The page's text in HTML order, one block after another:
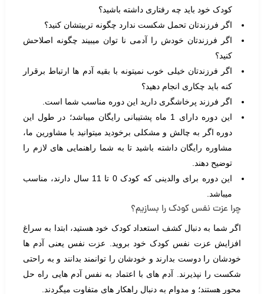
کودک خود باید چه رفتاری داشته باشید؟
اگر فرزندتان تحمل شکست ندارد چگونه تربیتشان کنید؟
اگر فرزندتان خودش را آدمی نا توان میبیند چگونه اصلاحش
کنید؟
اگر فرزندتان خیلی خوب نمیتونه با بقیه آدم ها ارتباط برقرار
کنه باید چکاری انجام دهید؟
اگر فرزند پرخاشگری دارید این دوره مناسب شما است.
این دوره دارای 1 ماه پشتیبانی رایگان میباشد؛ در طول این
دوره اگر به چالش و مشکلی برخودید میتوانید با مشاورین ما،
مشاوره رایگان داشته باشید تا به شما راهنمایی های لازم را
توضیح دهند.
این دوره برای والدینی که کودک 0 تا 11 سال دارند، مناسب
میباشد.
چرا عزت نفس کودک را بسازیم؟
اگر شما به دنبال کشف استعداد کودک خود هستید، ابتدا به سراغ
افزایش عزت نفس کودک خود بروید. عزت نفس یعنی آدم ها
خودشان را دوست بدارند و خودشان را توانمند بدانند و به راحتی
شکست را نپذیرند. آدم های با اعتماد به نفس آدم هایی راه حل
محور هستند؛ و مدوام به دنبال راهکار های متفاوت میگردند.